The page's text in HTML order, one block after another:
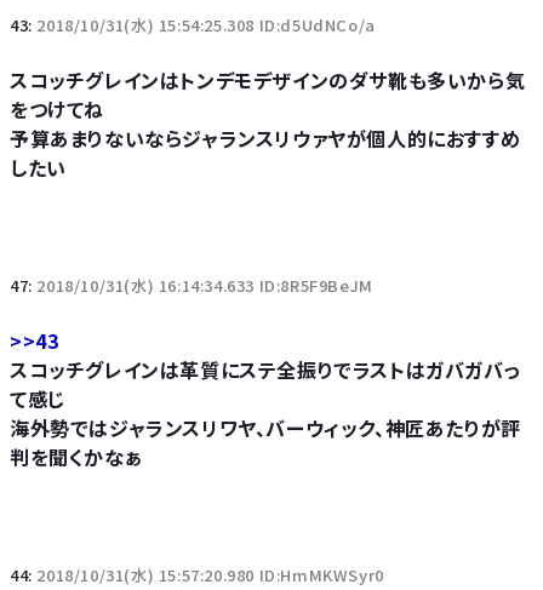
43: 2018/10/31(水) 15:54:25.308 ID:d5UdNCo/a
スコッチグレインはトンデモデザインのダサ靴も多いから気
をつけてね
予算あまりないならジャランスリウァヤが個人的におすすめ
したい
47: 2018/10/31(水) 16:14:34.633 ID:8R5F9BeJM
>>43
スコッチグレインは革質にステ全振りでラストはガバガバっ
て感じ
海外勢ではジャランスリワヤ、バーウィック、神匠あたりが評
判を聞くかなぁ
44: 2018/10/31(水) 15:57:20.980 ID:HmMKWSyr0